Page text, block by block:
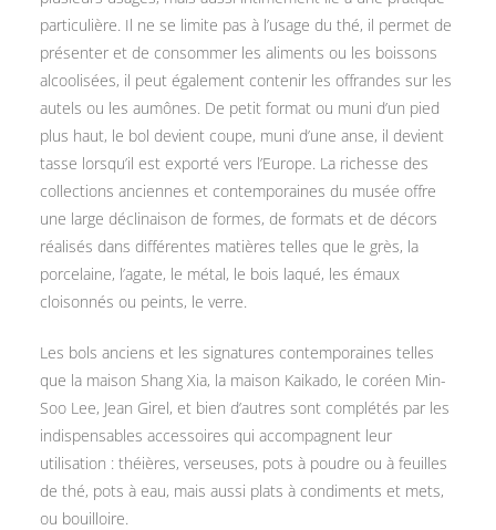
particulière. Il ne se limite pas à l’usage du thé, il permet de
présenter et de consommer les aliments ou les boissons
alcoolisées, il peut également contenir les offrandes sur les
autels ou les aumônes. De petit format ou muni d’un pied
plus haut, le bol devient coupe, muni d’une anse, il devient
tasse lorsqu’il est exporté vers l’Europe. La richesse des
collections anciennes et contemporaines du musée offre
une large déclinaison de formes, de formats et de décors
réalisés dans différentes matières telles que le grès, la
porcelaine, l’agate, le métal, le bois laqué, les émaux
cloisonnés ou peints, le verre.
Les bols anciens et les signatures contemporaines telles
que la maison Shang Xia, la maison Kaikado, le coréen Min-
Soo Lee, Jean Girel, et bien d’autres sont complétés par les
indispensables accessoires qui accompagnent leur
utilisation : théières, verseuses, pots à poudre ou à feuilles
de thé, pots à eau, mais aussi plats à condiments et mets,
ou bouilloire.